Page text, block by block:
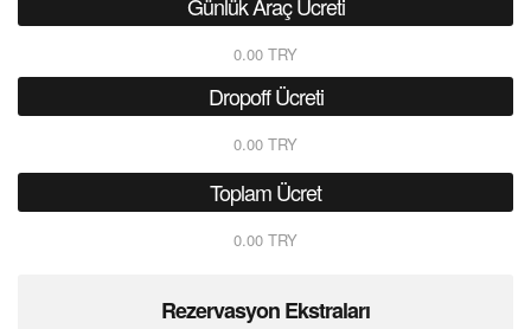
Günlük Araç Ücreti
0.00 TRY
Dropoff Ücreti
0.00 TRY
Toplam Ücret
0.00 TRY
Rezervasyon Ekstraları